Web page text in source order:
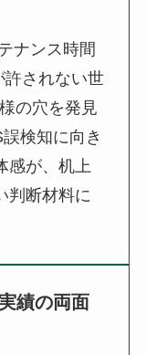
ナンス時間
許されない世
の穴を発見
検知に向き
感が、机上
判断材料に
績の両面